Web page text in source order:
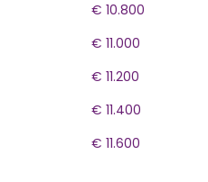
€ 10.800
€ 11.000
€ 11.200
€ 11.400
€ 11.600